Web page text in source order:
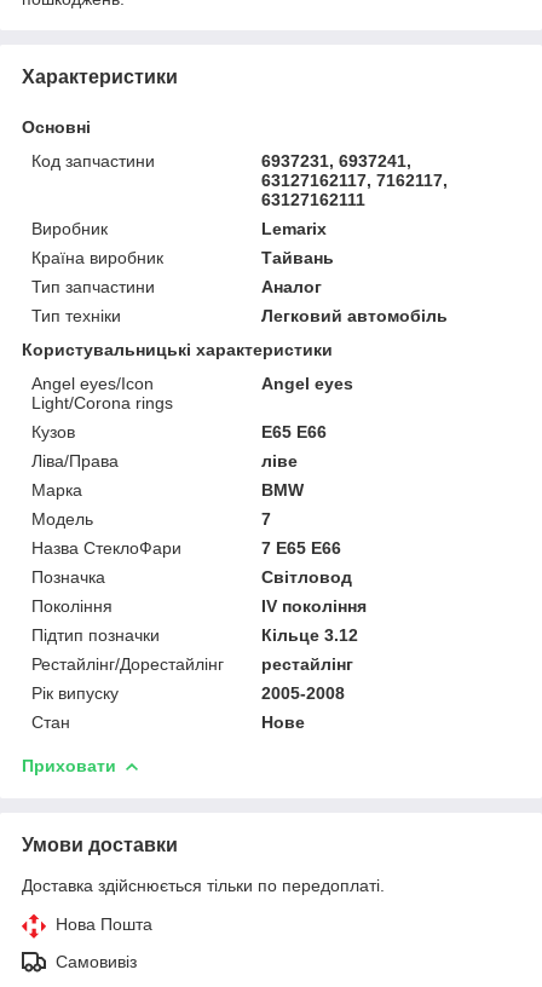
Характеристики
Основні
Код запчастини
6937231, 6937241,
63127162117, 7162117,
63127162111
Виробник
Lemarix
Країна виробник
Тайвань
Тип запчастини
Аналог
Тип техніки
Легковий автомобіль
Користувальницькі характеристики
Angel eyes/Icon
Light/Corona rings
Angel eyes
Кузов
E65 E66
Ліва/Права
ліве
Марка
BMW
Мoдель
7
Назва СтеклоФари
7 E65 E66
Позначка
Світловод
Покоління
IV покоління
Підтип позначки
Кільце 3.12
Рестайлінг/Дорестайлінг
рестайлінг
Рік випуску
2005-2008
Стан
Нове
Приховати
Умови доставки
Доставка здійснюється тільки по передоплаті.
Нова Пошта
Самовивіз